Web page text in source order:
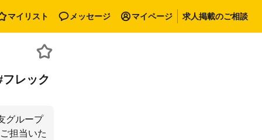
マイリスト メッセージ マイページ 求人掲載のご相談
レック
グループ
担当いた